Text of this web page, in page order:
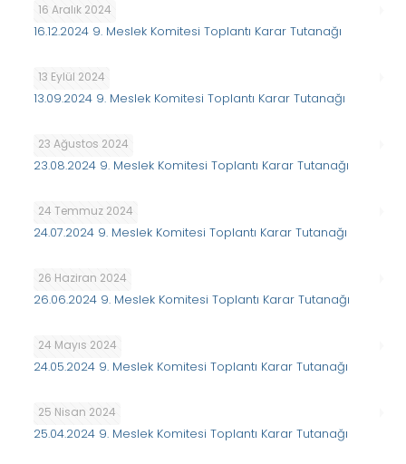
16 Aralık 2024
16.12.2024 9. Meslek Komitesi Toplantı Karar Tutanağı
13 Eylül 2024
13.09.2024 9. Meslek Komitesi Toplantı Karar Tutanağı
23 Ağustos 2024
23.08.2024 9. Meslek Komitesi Toplantı Karar Tutanağı
24 Temmuz 2024
24.07.2024 9. Meslek Komitesi Toplantı Karar Tutanağı
26 Haziran 2024
26.06.2024 9. Meslek Komitesi Toplantı Karar Tutanağı
24 Mayıs 2024
24.05.2024 9. Meslek Komitesi Toplantı Karar Tutanağı
25 Nisan 2024
25.04.2024 9. Meslek Komitesi Toplantı Karar Tutanağı